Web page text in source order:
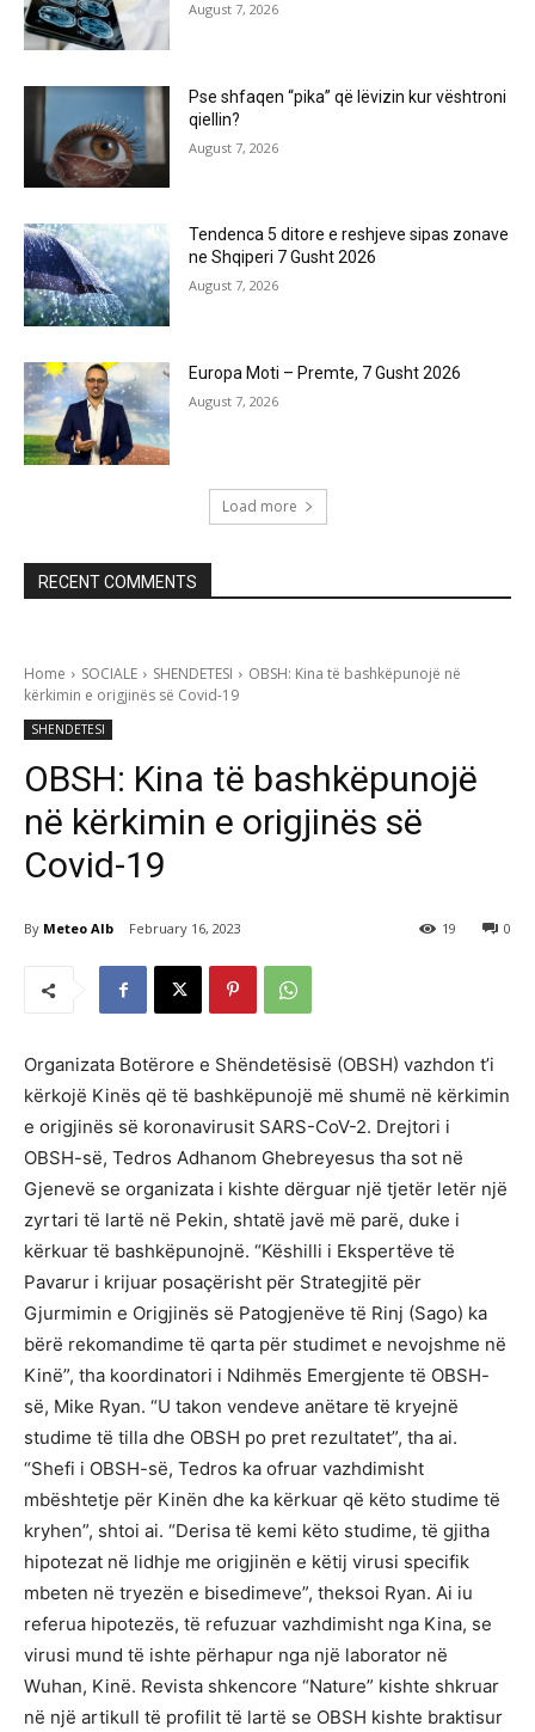
August 7, 2026
Pse shfaqen “pika” që lëvizin kur vështroni
qiellin?
August 7, 2026
Tendenca 5 ditore e reshjeve sipas zonave
ne Shqiperi 7 Gusht 2026
August 7, 2026
Europa Moti – Premte, 7 Gusht 2026
August 7, 2026
Load more
RECENT COMMENTS